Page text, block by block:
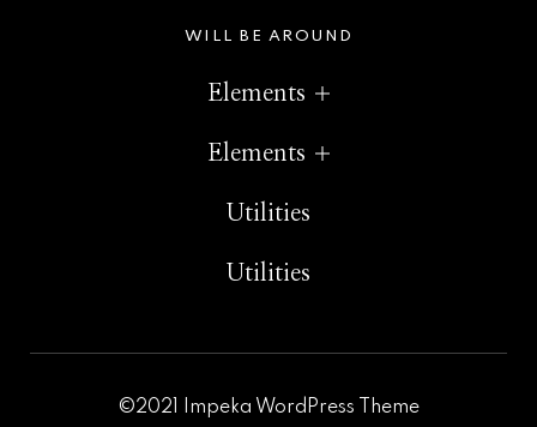
WILL BE AROUND
Elements
Elements
Utilities
Utilities
©2021 Impeka WordPress Theme